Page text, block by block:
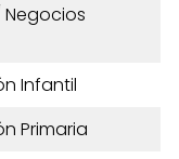
Infantil
Primaria